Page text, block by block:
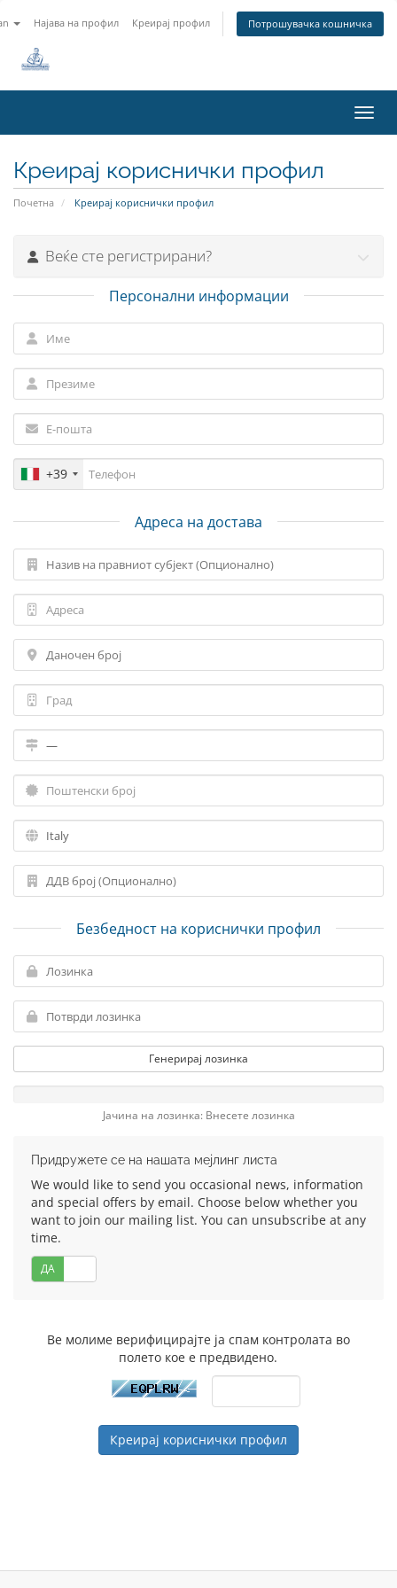
Најава на профил Креирај профил Потрошувачка кошничка
Креирај кориснички профил
Почетна Креирај кориснички профил
Веќе сте регистрирани?
Персонални информации
+39
Адреса на достава
Безбедност на кориснички профил
Генерирај лозинка
Јачина на лозинка: Внесете лозинка
Придружете се на нашата мејлинг листа
We would like to send you occasional news, information
and special offers by email. Choose below whether you
want to join our mailing list. You can unsubscribe at any
time.
ДА
Ве молиме верифицирајте ја спам контролата во
полето кое е предвидено.